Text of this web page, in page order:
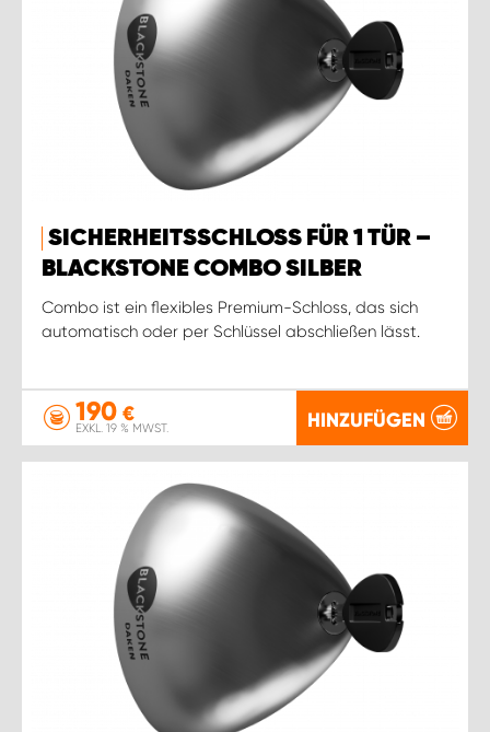
SICHERHEITSSCHLOSS FÜR 1 TÜR –
BLACKSTONE COMBO SILBER
Combo ist ein flexibles Premium-Schloss, das sich
automatisch oder per Schlüssel abschließen lässt.
190 €
EXKL. 19 % MWST. HINZUFÜGEN